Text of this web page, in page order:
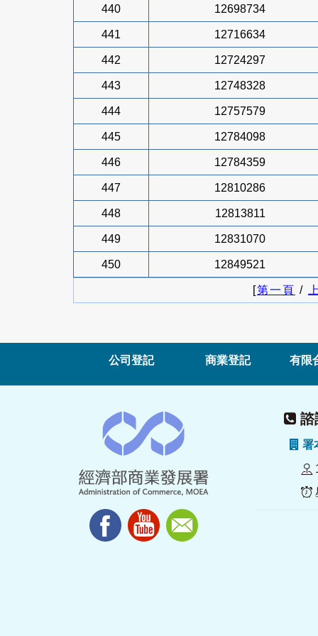
440 12698734
441 12716634
442 12724297
443 12748328
444 12757579
445 12784098
446 12784359
447 12810286
448 12813811
449 12831070
450 12849521
[第一頁 /
公司登記 商業登記 有限
諮